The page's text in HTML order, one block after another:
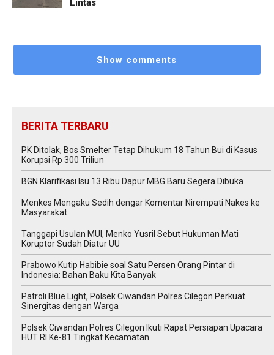
Lintas
Show comments
BERITA TERBARU
PK Ditolak, Bos Smelter Tetap Dihukum 18 Tahun Bui di Kasus
Korupsi Rp 300 Triliun
BGN Klarifikasi Isu 13 Ribu Dapur MBG Baru Segera Dibuka
Menkes Mengaku Sedih dengar Komentar Nirempati Nakes ke
Masyarakat
Tanggapi Usulan MUI, Menko Yusril Sebut Hukuman Mati
Koruptor Sudah Diatur UU
Prabowo Kutip Habibie soal Satu Persen Orang Pintar di
Indonesia: Bahan Baku Kita Banyak
Patroli Blue Light, Polsek Ciwandan Polres Cilegon Perkuat
Sinergitas dengan Warga
Polsek Ciwandan Polres Cilegon Ikuti Rapat Persiapan Upacara
HUT RI Ke-81 Tingkat Kecamatan